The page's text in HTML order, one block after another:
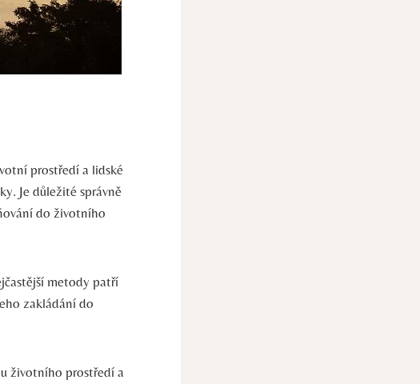
prostředí​ a lidské
Je důležité správně⁣
do životního
metody ⁢patří
zakládání ‌do
životního prostředí a